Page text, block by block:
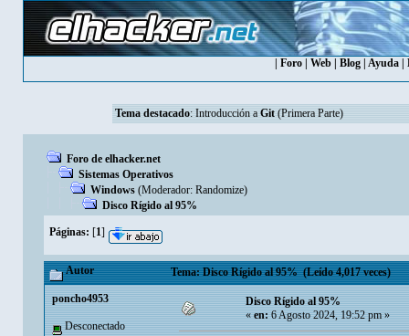
Foro Web Blog Ayuda
Tema destacado: Introducción a Git (Primera Parte)
Foro de elhacker.net
Sistemas Operativos
Windows (Moderador: Randomize)
Disco Rígido al 95%
Páginas: [1]
Autor Tema: Disco Rígido al 95% (Leído 4,017 veces)
poncho4953
Desconectado
Disco Rígido al 95%
«en:6 Agosto 2024, 19:52 pm »